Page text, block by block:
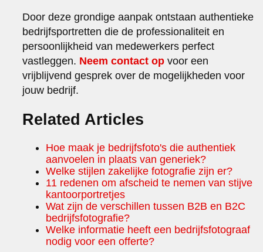
Door deze grondige aanpak ontstaan authentieke
bedrijfsportretten die de professionaliteit en
persoonlijkheid van medewerkers perfect
vastleggen. Neem contact op voor een
vrijblijvend gesprek over de mogelijkheden voor
jouw bedrijf.
Related Articles
Hoe maak je bedrijfsfoto's die authentiek
aanvoelen in plaats van generiek?
Welke stijlen zakelijke fotografie zijn er?
11 redenen om afscheid te nemen van stijve
kantoorportretjes
Wat zijn de verschillen tussen B2B en B2C
bedrijfsfotografie?
Welke informatie heeft een bedrijfsfotograaf
nodig voor een offerte?